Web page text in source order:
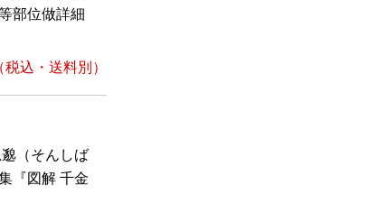
部位做詳細
税込・送料別）
（そんしば
『図解 千金